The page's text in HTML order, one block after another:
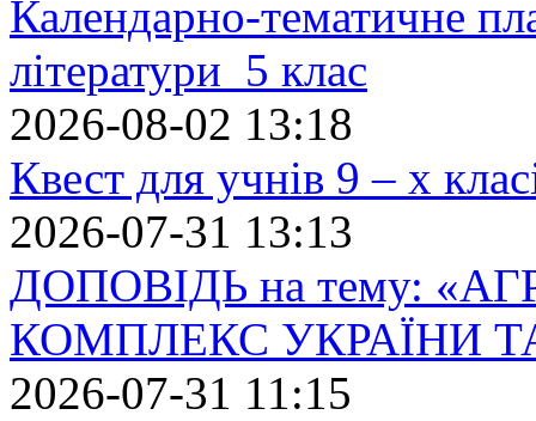
Календарно-тематичне
літератури 5 клас
2026-08-02 13:18
Квест для учнів 9 – х
2026-07-31 13:13
ДОПОВІДЬ на тему:
КОМПЛЕКС УКРАЇНИ
2026-07-31 11:15